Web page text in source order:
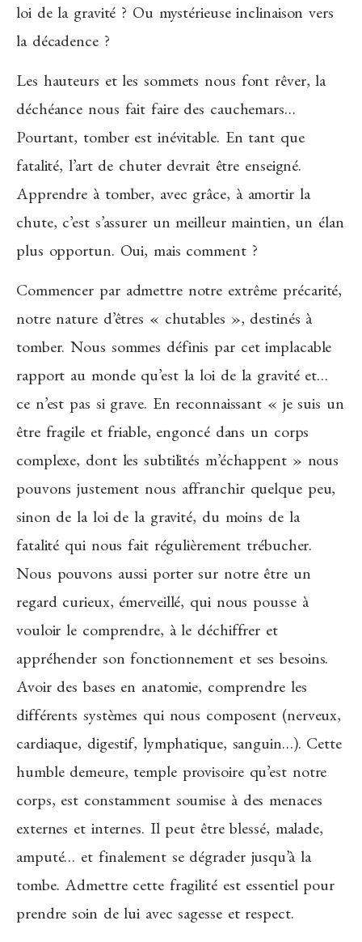
loi de la gravité ? Ou mystérieuse inclinaison vers
la décadence ?
Les hauteurs et les sommets nous font rêver, la
déchéance nous fait faire des cauchemars…
Pourtant, tomber est inévitable. En tant que
fatalité, l’art de chuter devrait être enseigné.
Apprendre à tomber, avec grâce, à amortir la
chute, c’est s’assurer un meilleur maintien, un élan
plus opportun. Oui, mais comment ?
Commencer par admettre notre extrême précarité,
notre nature d’êtres « chutables », destinés à
tomber. Nous sommes définis par cet implacable
rapport au monde qu’est la loi de la gravité et…
ce n’est pas si grave. En reconnaissant « je suis un
être fragile et friable, engoncé dans un corps
complexe, dont les subtilités m’échappent » nous
pouvons justement nous affranchir quelque peu,
sinon de la loi de la gravité, du moins de la
fatalité qui nous fait régulièrement trébucher.
Nous pouvons aussi porter sur notre être un
regard curieux, émerveillé, qui nous pousse à
vouloir le comprendre, à le déchiffrer et
appréhender son fonctionnement et ses besoins.
Avoir des bases en anatomie, comprendre les
différents systèmes qui nous composent (nerveux,
cardiaque, digestif, lymphatique, sanguin…). Cette
humble demeure, temple provisoire qu’est notre
corps, est constamment soumise à des menaces
externes et internes. Il peut être blessé, malade,
amputé… et finalement se dégrader jusqu’à la
tombe. Admettre cette fragilité est essentiel pour
prendre soin de lui avec sagesse et respect.